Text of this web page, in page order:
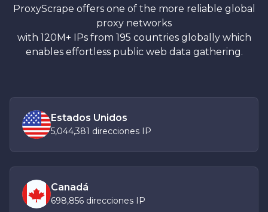
ProxyScrape offers one of the more reliable global
proxy networks
with 120M+ IPs from 195 countries globally which
enables effortless public web data gathering.
Estados Unidos
5,044,381 direcciones IP
Canadá
698,856 direcciones IP